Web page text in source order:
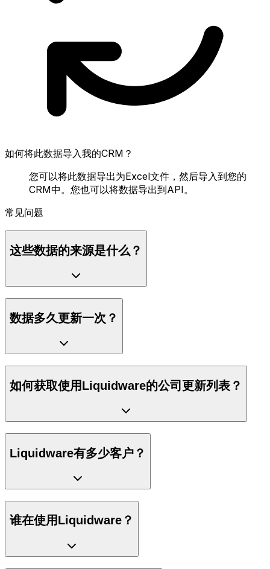
如何将此数据导入我的CRM？
您可以将此数据导出为Excel文件，然后导入到您的
CRM中。您也可以将数据导出到API。
常见问题
这些数据的来源是什么？
数据多久更新一次？
如何获取使用Liquidware的公司更新列表？
Liquidware有多少客户？
谁在使用Liquidware？